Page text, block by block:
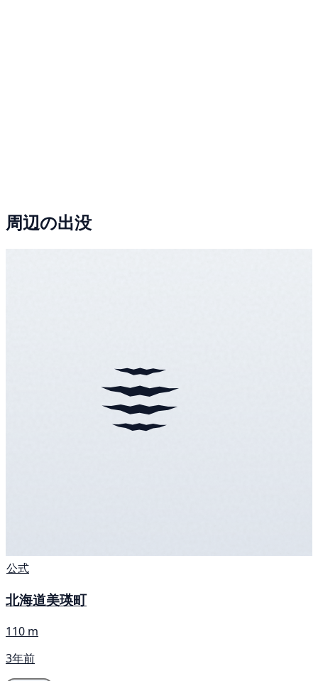
周辺の出没
公式
北海道美瑛町
110 m
3年前